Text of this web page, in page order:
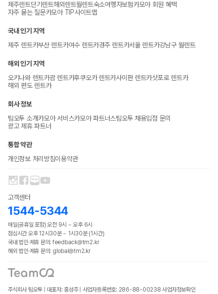
제주렌트단기렌트해외렌트월렌트숙소여행자보험카모아 회원 혜택
자주 묻는 질문카모아 TIP사이트맵
국내 인기 지역
제주 렌트카부산 렌트카여수 렌트카경주 렌트카서울 렌트카강남구 월렌트
해외 인기 지역
오키나와 렌트카괌 렌트카후쿠오카 렌트카사이판 렌트카삿포로 렌트카
해외 편도 렌트카
회사 정보
팀오투 소개카모아 서비스카모아 파트너스팀오투 채용입점 문의
광고 제휴 파트너
통합 약관
개인정보 처리방침이용약관
고객센터
1544-5344
매일(공휴일 포함) 오전 9시 ~ 오후 6시
점심시간 오후 12시30분 ~ 1시30분 (1시간)
국내 법인·제휴 문의: feedback@tm2.kr
해외 법인·제휴 문의: global@tm2.kr
주식회사 팀오투 | 대표자: 홍성주 | 사업자등록번호: 286-88-00238 사업자정보확인